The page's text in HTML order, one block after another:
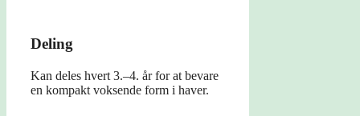
Deling
Kan deles hvert 3.–4. år for at bevare
en kompakt voksende form i haver.